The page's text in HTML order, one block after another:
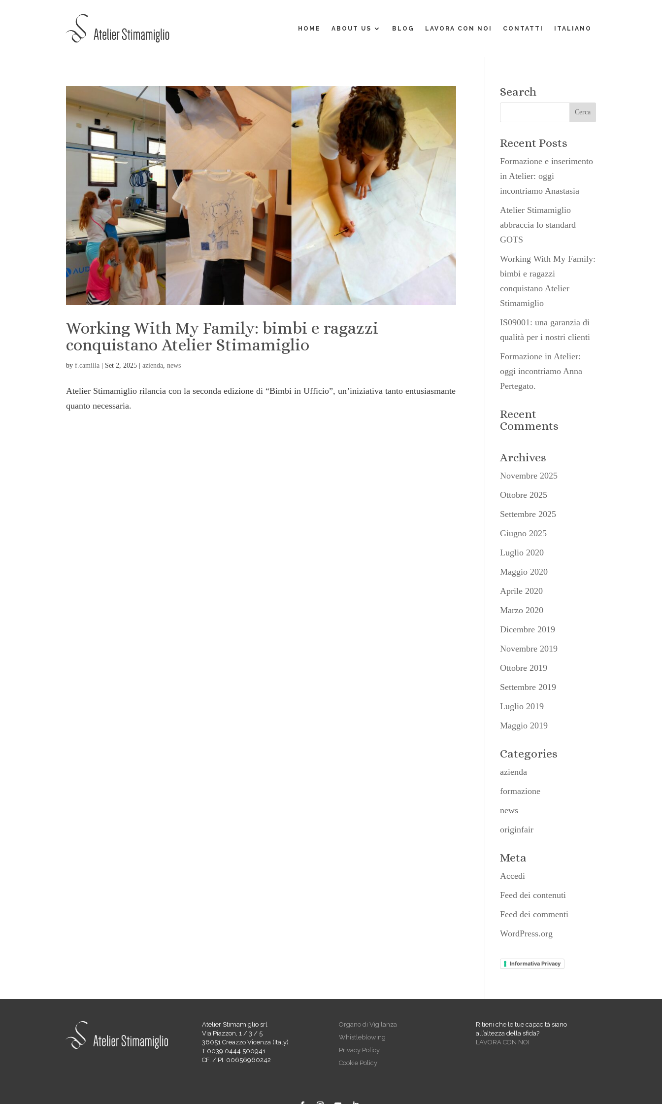
HOME ABOUT US BLOG LAVORA CON NOI CONTATTI ITALIANO
Working With My Family: bimbi e ragazzi
conquistano Atelier Stimamiglio
byf.camilla Set 2, 2025 |azienda,news
Atelier Stimamiglio rilancia con la seconda edizione di “Bimbi in Ufficio”, un’iniziativa tanto entusiasmante
quanto necessaria.
Search
Recent Posts
Formazione e inserimento
in Atelier: oggi
incontriamo Anastasia
Atelier Stimamiglio
abbraccia lo standard
GOTS
Working With My Family:
bimbi e ragazzi
conquistano Atelier
Stimamiglio
IS09001: una garanzia di
qualità per i nostri clienti
Formazione in Atelier:
oggi incontriamo Anna
Pertegato.
Recent
Comments
Archives
Novembre 2025
Ottobre 2025
Settembre 2025
Giugno 2025
Luglio 2020
Maggio 2020
Aprile 2020
Marzo 2020
Dicembre 2019
Novembre 2019
Ottobre 2019
Settembre 2019
Luglio 2019
Maggio 2019
Categories
azienda
formazione
news
originfair
Meta
Accedi
Feed dei contenuti
Feed dei commenti
WordPress.org
Informativa Privacy
Atelier Stimamiglio srl
Via Piazzon, 1 / 3 / 5
36051 Creazzo Vicenza (Italy)
T 0039 0444 500941
CF. / PI. 00656960242
Organo di Vigilanza
Whistleblowing
Privacy Policy
Cookie Policy
Ritieni che le tue capacità siano
all’altezza della sfida?
LAVORA CON NOI